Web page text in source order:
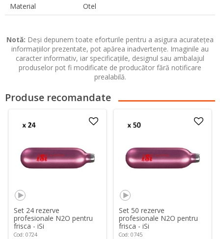
Material Otel
Notă: Deși depunem toate eforturile pentru a asigura acuratețea
informațiilor prezentate, pot apărea inadvertențe. Imaginile au
caracter informativ, iar specificațiile, designul sau ambalajul
produselor pot fi modificate de producător fără notificare
prealabilă.
Produse recomandate
Set 24 rezerve
profesionale N2O pentru
frisca - iSi
Cod: 0724
Set 50 rezerve
profesionale N2O pentru
frisca - iSi
Cod: 0745